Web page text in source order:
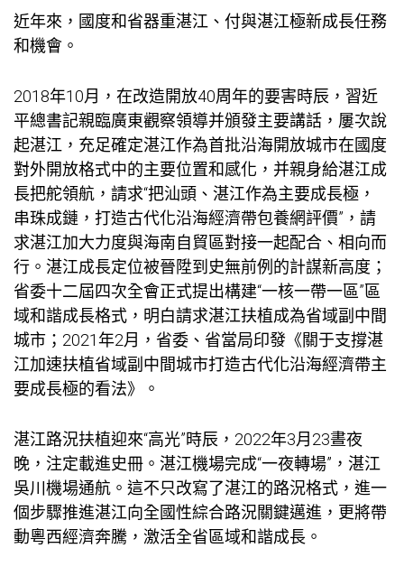
近年來，國度和省器重湛江、付與湛江極新成長任務
和機會。
2018年10月，在改造開放40周年的要害時辰，習近
平總書記親臨廣東觀察領導并頒發主要講話，屢次說
起湛江，充足確定湛江作為首批沿海開放城市在國度
對外開放格式中的主要位置和感化，并親身給湛江成
長把舵領航，請求“把汕頭、湛江作為主要成長極，
串珠成鏈，打造古代化沿海經濟帶包養網評價”，請
求湛江加大力度與海南自貿區對接一起配合、相向而
行。湛江成長定位被晉陞到史無前例的計謀新高度；
省委十二屆四次全會正式提出構建“一核一帶一區”區
域和諧成長格式，明白請求湛江扶植成為省域副中間
城市；2021年2月，省委、省當局印發《關于支撐湛
江加速扶植省域副中間城市打造古代化沿海經濟帶主
要成長極的看法》。
湛江路況扶植迎來“高光”時辰，2022年3月23晝夜
晚，注定載進史冊。湛江機場完成“一夜轉場”，湛江
吳川機場通航。這不只改寫了湛江的路況格式，進一
個步驟推進湛江向全國性綜合路況關鍵邁進，更將帶
動粵西經濟奔騰，激活全省區域和諧成長。